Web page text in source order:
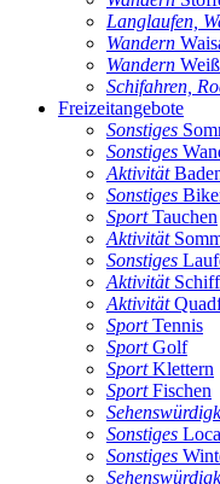
Langlaufen,
Wandern
Wandern
Schifahren,
Freizeitangebote
Sonstiges
Sonstiges
Aktivität
Sonstiges
SportTauchen
Aktivität
Sonstiges
Aktivität
Aktivität
SportTennis
SportGolf
SportKlettern
SportFischen
Sonstiges
Sonstiges